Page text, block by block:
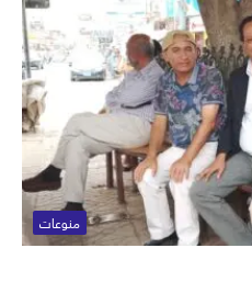
منوعات